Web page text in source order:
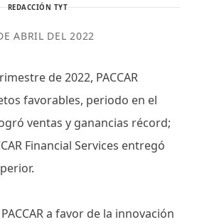
REDACCIÓN TYT
ABRIL DEL 2022
de 2022, PACCAR
favorables, periodo en el
ventas y ganancias récord;
Financial Services entregó
a favor de la innovación